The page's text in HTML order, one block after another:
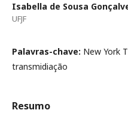
Isabella de Sousa
UFJF
Palavras-chave: New York
transmidiação
Resumo